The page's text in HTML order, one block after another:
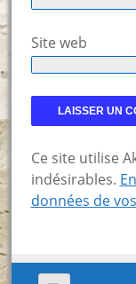
Site web
Ce site utilise
indésirables.
données de